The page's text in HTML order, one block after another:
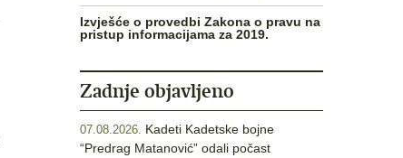
Izvješće o provedbi Zakona o pravu na
pristup informacijama za 2019.
Zadnje objavljeno
07.08.2026.
Kadeti Kadetske bojne
“Predrag Matanović” odali počast